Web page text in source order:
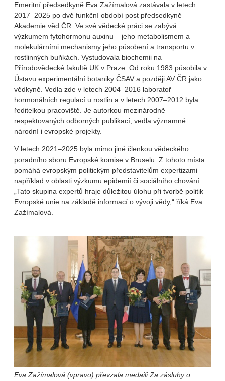
Emeritní předsedkyně Eva Zažímalová zastávala v letech
2017–2025 po dvě funkční období post předsedkyně
Akademie věd ČR. Ve své vědecké práci se zabývá
výzkumem fytohormonu auxinu – jeho metabolismem a
molekulárními mechanismy jeho působení a transportu v
rostlinných buňkách. Vystudovala biochemii na
Přírodovědecké fakultě UK v Praze. Od roku 1983 působila v
Ústavu experimentální botaniky ČSAV a později AV ČR jako
vědkyně. Vedla zde v letech 2004–2016 laboratoř
hormonálních regulací u rostlin a v letech 2007–2012 byla
ředitelkou pracoviště. Je autorkou mezinárodně
respektovaných odborných publikací, vedla významné
národní i evropské projekty.
V letech 2021–2025 byla mimo jiné členkou vědeckého
poradního sboru Evropské komise v Bruselu. Z tohoto místa
pomáhá evropským politickým představitelům expertizami
například v oblasti výzkumu epidemií či sociálního chování.
„Tato skupina expertů hraje důležitou úlohu při tvorbě politik
Evropské unie na základě informací o vývoji vědy,“ říká Eva
Zažímalová.
Eva Zažímalová (vpravo) převzala medaili Za zásluhy o